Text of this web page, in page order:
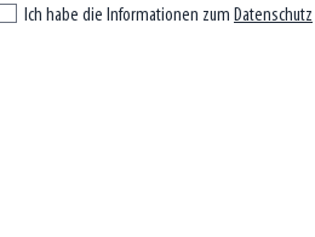
Ich habe die Informationen zum Datenschutz